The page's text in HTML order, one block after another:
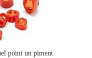
point un piment